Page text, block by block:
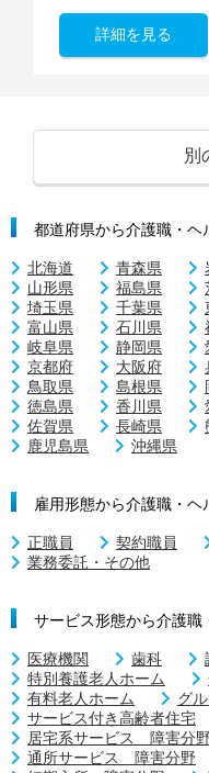
詳細を見る
別
都道府県から介護職・ヘ
北海道 青森県
山形県
福島県
埼玉県
千葉県
富山県
石川県
岐阜県
静岡県
京都府
大阪府
鳥取県
島根県
徳島県
香川県
佐賀県
長崎県
鹿児島県
沖縄県
雇用形態から介護職・ヘ
正職員 契約職員
業務委託・その他
サービス形態から介護職
医療機関 歯科
特別養護老人ホーム
有料老人ホーム
グ
サービス付き高齢者住宅
居宅系サービス 障害分
通所サービス 障害分野